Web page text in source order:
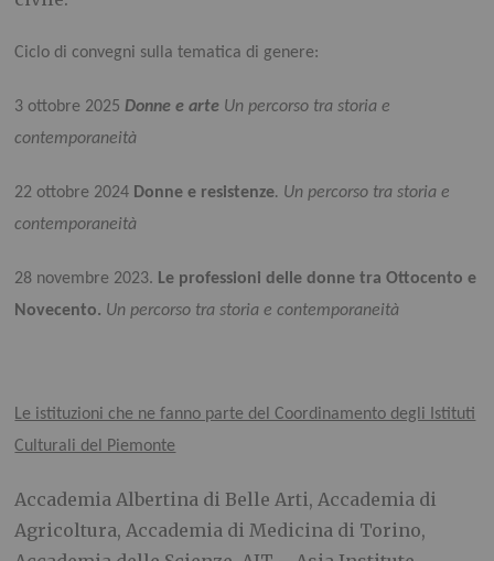
Ciclo di convegni sulla tematica di genere:
3 ottobre 2025Donne e arte Un percorso tra storia e
contemporaneità
22 ottobre 2024 Donne e resistenze. Un percorso tra storia e
contemporaneità
28 novembre 2023. Le professioni delle donne tra Ottocento e
Novecento. Un percorso tra storia e contemporaneità
Le istituzioni che ne fanno parte del Coordinamento degli Istituti
Culturali del Piemonte
Accademia Albertina di Belle Arti, Accademia di
Agricoltura, Accademia di Medicina di Torino,